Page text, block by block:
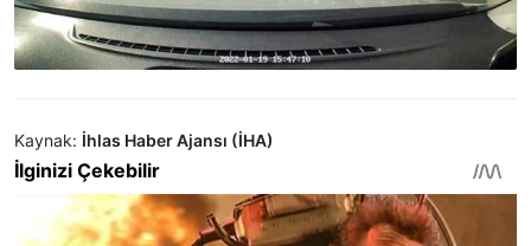
Kaynak: İhlas Haber Ajansı (İHA)